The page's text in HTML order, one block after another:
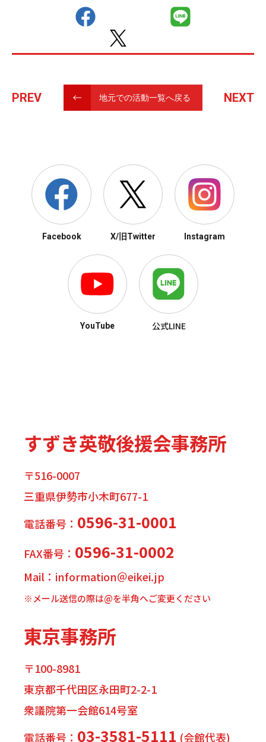
PREV 地元での活動一覧へ戻る NEXT
Facebook X/旧Twitter Instagram
YouTube 公式LINE
すずき英敬後援会事務所
〒516-0007
三重県伊勢市小木町677-1
電話番号： 0596-31-0001
FAX番号： 0596-31-0002
Mail：information＠eikei.jp
※メール送信の際は@を半角へご変更ください
東京事務所
〒100-8981
東京都千代田区永田町2-2-1
衆議院第一会館614号室
電話番号： 03-3581-5111 (会館代表)